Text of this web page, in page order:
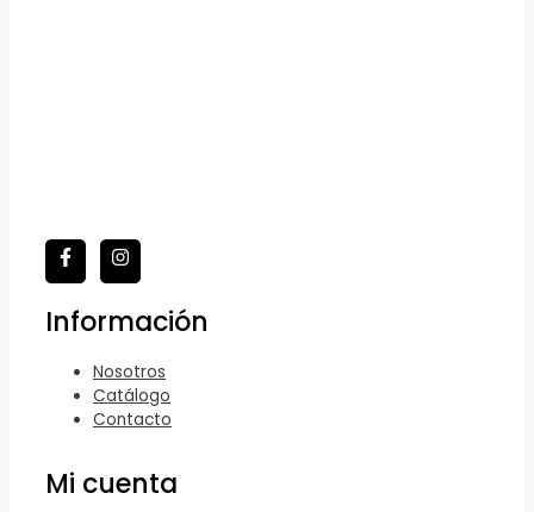
Información
Nosotros
Catálogo
Contacto
Mi cuenta